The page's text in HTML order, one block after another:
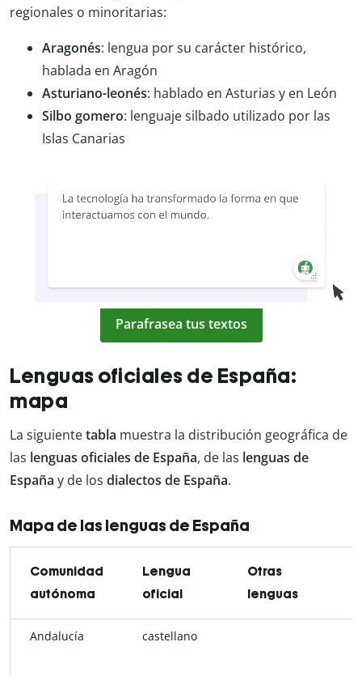
regionales o minoritarias:
Aragonés: lengua por su carácter histórico,
hablada en Aragón
Asturiano-leonés: hablado en Asturias y en León
Silbo gomero: lenguaje silbado utilizado por las
Islas Canarias
Parafrasea tus textos
Lenguas oficiales de España:
mapa
La siguientetabla muestra la distribución geográfica de
las lenguas oficiales de España, de las lenguas de
España y de los dialectos de España.
Mapa de las lenguas de España
Comunidad
autónoma
Lengua
oficial
Otras
lenguas
Andalucía castellano